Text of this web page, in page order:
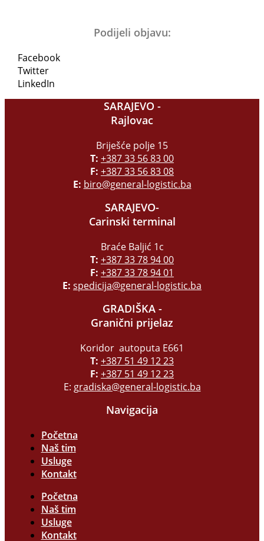
Podijeli objavu:
Facebook
Twitter
LinkedIn
SARAJEVO -
Rajlovac
Briješće polje 15
T: +387 33 56 83 00
F: +387 33 56 83 08
E: biro@general-logistic.ba
SARAJEVO-
Carinski terminal
Braće Baljić 1c
T: +387 33 78 94 00
F: +387 33 78 94 01
E: spedicija@general-logistic.ba
GRADIŠKA -
Granični prijelaz
Koridor autoputa E661
T: +387 51 49 12 23
F: +387 51 49 12 23
E: gradiska@general-logistic.ba
Navigacija
Početna
Naš tim
Usluge
Kontakt
Početna
Naš tim
Usluge
Kontakt